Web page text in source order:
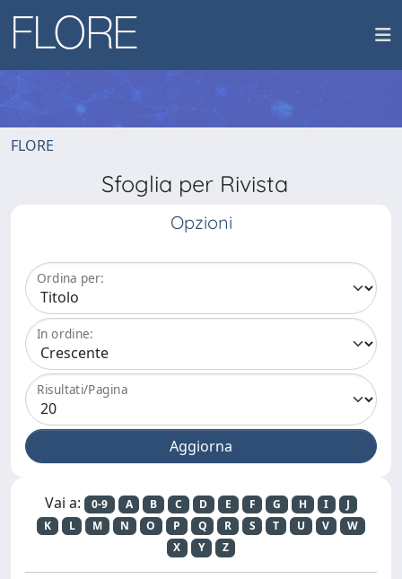
FLORE
Sfoglia per Rivista
Opzioni
Ordina per:
In ordine:
Risultati/Pagina
Vai a: 0-9 A B C D E F G H I
J
K
L M N O P Q R S T U V
W
X
Y Z